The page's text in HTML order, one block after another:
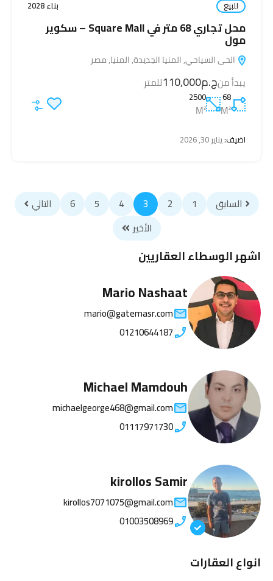
للبيع بناء 2028
محل تجاري 68 متر في Square Mall – سكوير
مول
الحى السياحي, المنيا الجديدة, المنيا, مصر
يبدأ منج.م110,000 للمتر
68
M²
2500
M²
اضيف:يناير 30, 2026
السابق 1
2
3
4
5
6
التالي
الأخير
اشهر الوسطاء العقاريين
Mario Nashaat
mario@gatemasr.com
01210644187
Michael Mamdouh
michaelgeorge468@gmail.com
01117971730
kirollos Samir
kirollos7071075@gmail.com
01003508969
انواع العقارات